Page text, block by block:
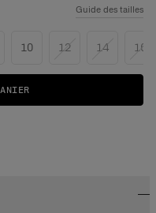
Guide des tailles
10 12 14 16